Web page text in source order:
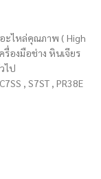
ไหล่คุณภาพ ( High
องมือช่าง หินเจียร
ไป
, S7ST , PR38E